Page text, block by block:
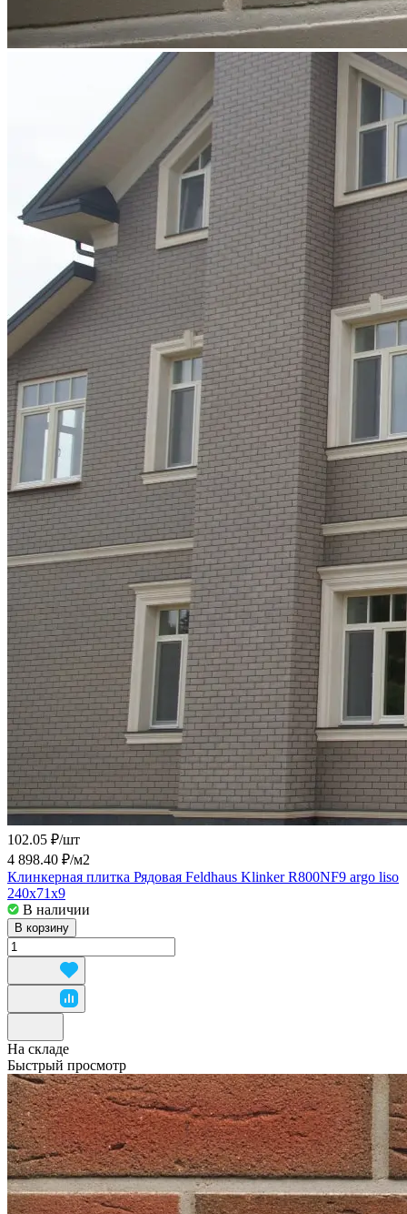
102.05 ₽/шт
4 898.40 ₽/м2
Клинкерная плитка Рядовая Feldhaus Klinker R800NF9 argo liso
240х71х9
В наличии
В корзину
На складе
Быстрый просмотр